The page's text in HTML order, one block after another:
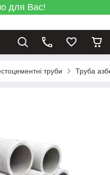
для Вас!
труби Труба